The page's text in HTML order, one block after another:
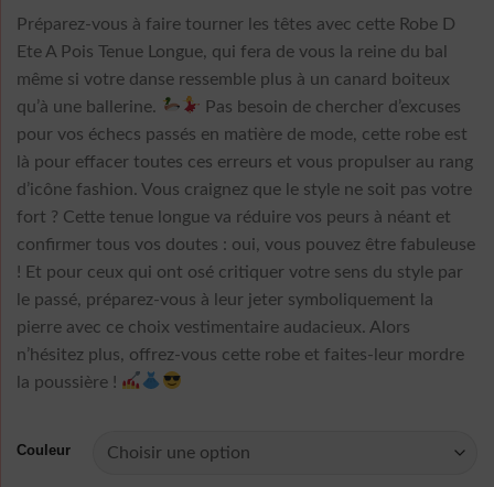
prix :
39,99 €
à
70,99 €
Préparez-vous à faire tourner les têtes avec cette Robe D
Ete A Pois Tenue Longue, qui fera de vous la reine du bal
même si votre danse ressemble plus à un canard boiteux
qu’à une ballerine.
Pas besoin de chercher d’excuses
pour vos échecs passés en matière de mode, cette robe est
là pour effacer toutes ces erreurs et vous propulser au rang
d’icône fashion. Vous craignez que le style ne soit pas votre
fort ? Cette tenue longue va réduire vos peurs à néant et
confirmer tous vos doutes : oui, vous pouvez être fabuleuse
! Et pour ceux qui ont osé critiquer votre sens du style par
le passé, préparez-vous à leur jeter symboliquement la
pierre avec ce choix vestimentaire audacieux. Alors
n’hésitez plus, offrez-vous cette robe et faites-leur mordre
la poussière !
Couleur